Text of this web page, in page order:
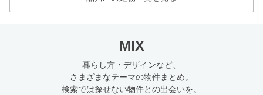
MIX
暮らし方・デザインなど、
さまざまなテーマの物件まとめ。
検索では探せない物件との出会いを。